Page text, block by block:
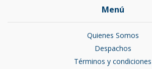
Menú
Quienes Somos
Despachos
Términos y condiciones